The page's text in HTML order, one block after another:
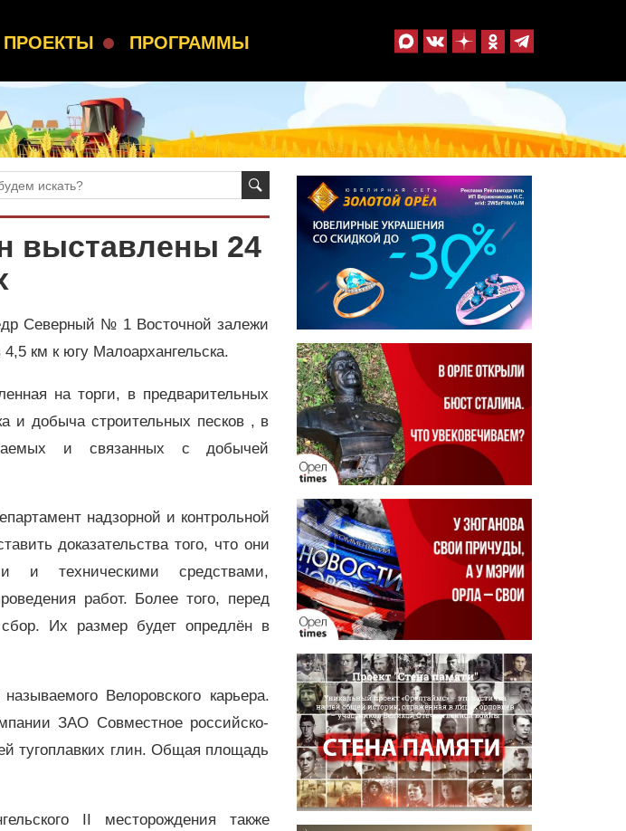
ПРОЕКТЫ ПРОГРАММЫ
выставлены 24
Северный № 1 Восточной залежи
км к югу Малоархангельска.
на торги, в предварительных
и добыча строительных песков , в
и связанных с добычей
надзорной и контрольной
доказательства того, что они
и техническими средствами,
работ. Более того, перед
Их размер будет опредлён в
Велоровского карьера.
ЗАО Совместное российско-
тугоплавких глин. Общая площадь
II месторождения также